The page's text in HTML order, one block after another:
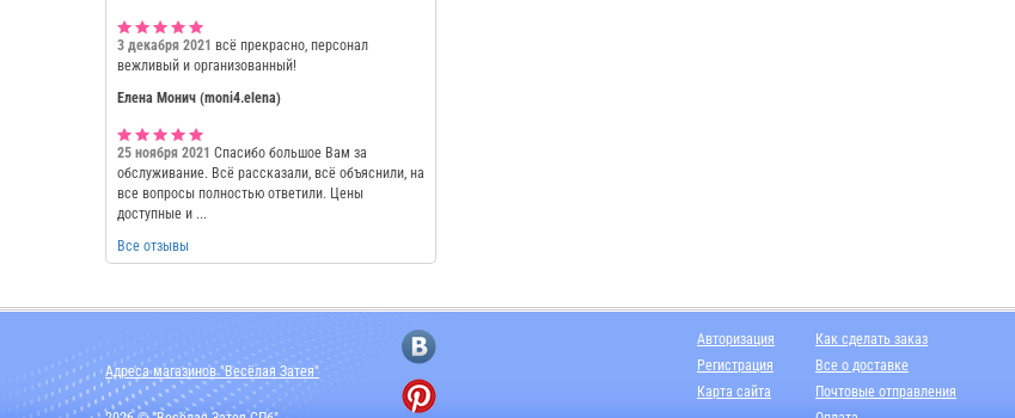
3 декабря 2021 всё прекрасно, персонал
вежливый и организованный!
Елена Монич (moni4.elena)
25 ноября 2021 Спасибо большое Вам за
обслуживание. Всё рассказали, всё объяснили, на
все вопросы полностью ответили. Цены
доступные и ...
Все отзывы
Адреса магазинов "Весёлая Затея"
Авторизация
Регистрация
Карта сайта
Как сделать заказ
Все о доставке
Почтовые отправления